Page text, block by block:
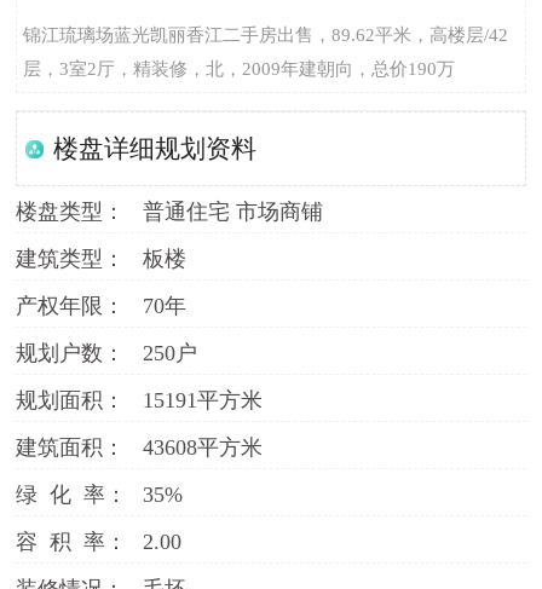
锦江琉璃场蓝光凯丽香江二手房出售，89.62平米，高楼层/42
层，3室2厅，精装修，北，2009年建朝向，总价190万
楼盘详细规划资料
楼盘类型：
普通住宅 市场商铺
建筑类型：
板楼
产权年限：
70年
规划户数：
250户
规划面积：
15191平方米
建筑面积：
43608平方米
绿 化 率：
35%
容 积 率：
2.00